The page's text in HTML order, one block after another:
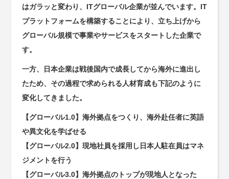
はガラッと変わり、ITグローバル企業が並んでいます。IT
プラットフォームを構築することにより、立ち上げから
グローバル規模で事業やサービスをスタートした企業で
す。
一方、日本企業は戦後国内で成長してから海外に進出し
たため、その過程で求められる人材育成も下記のように
変化してきました。
【グローバル1.0】海外拠点をつくり、海外赴任者に英語
や異文化を学ばせる
【グローバル2.0】現地社員を採用し日本人駐在員はマネ
ジメントを行う
【グローバル3.0】海外拠点のトップが現地人となった